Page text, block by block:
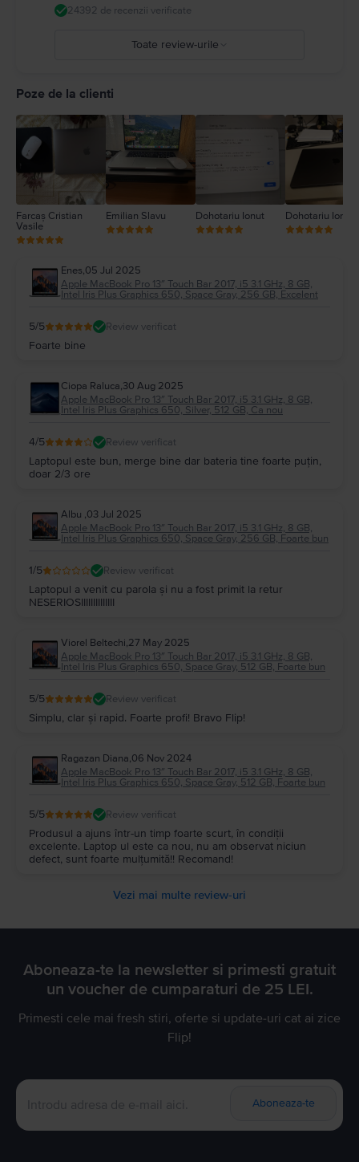
dispozitivul dvs. medical. Detalii complete la:
24392 de recenzii verificate
Toate review-urile
1
Poze de la clienti
Farcaș Cristian
Vasile
Emilian Slavu Dohotariu Ionut Dohotariu Ionut
Enes,05 Jul 2025
Apple MacBook Pro 13″ Touch Bar 2017, i5 3.1 GHz, 8 GB,
Intel Iris Plus Graphics 650, Space Gray, 256 GB, Excelent
5/5 Review verificat
Foarte bine
Ciopa Raluca,30 Aug 2025
Apple MacBook Pro 13″ Touch Bar 2017, i5 3.1 GHz, 8 GB,
Intel Iris Plus Graphics 650, Silver, 512 GB, Ca nou
4/5 Review verificat
Laptopul este bun, merge bine dar bateria tine foarte puțin,
doar 2/3 ore
Albu ,03 Jul 2025
Apple MacBook Pro 13″ Touch Bar 2017, i5 3.1 GHz, 8 GB,
Intel Iris Plus Graphics 650, Space Gray, 256 GB, Foarte bun
1/5 Review verificat
Laptopul a venit cu parola și nu a fost primit la retur
NESERIOSIIIIIIIIIIIIII
Viorel Beltechi,27 May 2025
Apple MacBook Pro 13″ Touch Bar 2017, i5 3.1 GHz, 8 GB,
Intel Iris Plus Graphics 650, Space Gray, 512 GB, Foarte bun
5/5 Review verificat
Simplu, clar și rapid. Foarte profi! Bravo Flip!
Ragazan Diana,06 Nov 2024
Apple MacBook Pro 13″ Touch Bar 2017, i5 3.1 GHz, 8 GB,
Intel Iris Plus Graphics 650, Space Gray, 512 GB, Foarte bun
5/5 Review verificat
Produsul a ajuns într-un timp foarte scurt, în condiții
excelente. Laptop ul este ca nou, nu am observat niciun
defect, sunt foarte mulțumită!! Recomand!
Vezi mai multe review-uri
Aboneaza-te la newsletter si primesti gratuit
un voucher de cumparaturi de 25 LEI.
Primesti cele mai fresh stiri, oferte si update-uri cat ai zice
Flip!
Aboneaza-te